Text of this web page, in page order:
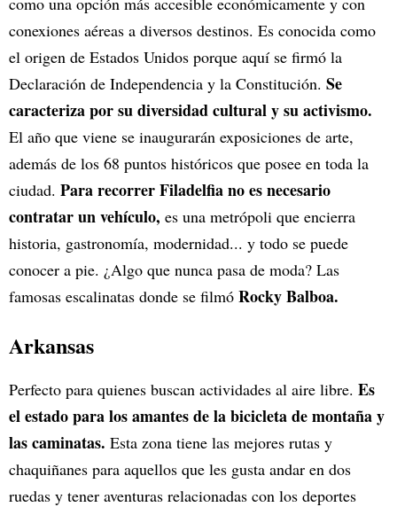
conexiones aéreas a diversos destinos. Es conocida como
el origen de Estados Unidos porque aquí se firmó la
Declaración de Independencia y la Constitución. Se
caracteriza por su diversidad cultural y su activismo.
El año que viene se inaugurarán exposiciones de arte,
además de los 68 puntos históricos que posee en toda la
ciudad. Para recorrer Filadelfia no es necesario
contratar un vehículo, es una metrópoli que encierra
historia, gastronomía, modernidad... y todo se puede
conocer a pie. ¿Algo que nunca pasa de moda? Las
famosas escalinatas donde se filmó Rocky Balboa.
Arkansas
Perfecto para quienes buscan actividades al aire libre. Es
el estado para los amantes de la bicicleta de montaña y
las caminatas. Esta zona tiene las mejores rutas y
chaquiñanes para aquellos que les gusta andar en dos
ruedas y tener aventuras relacionadas con los deportes